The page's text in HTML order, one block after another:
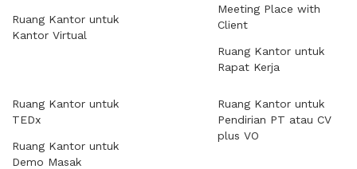
Ruang Kantor untuk
Kantor Virtual
Meeting Place with
Client
Ruang Kantor untuk
Rapat Kerja
Ruang Kantor untuk
TEDx
Ruang Kantor untuk
Demo Masak
Ruang Kantor untuk
Pendirian PT atau CV
plus VO